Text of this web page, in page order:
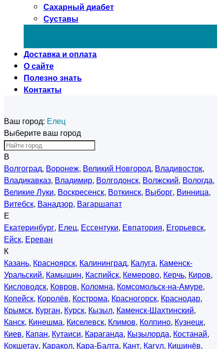
Сахарный диабет
Суставы
Доставка и оплата
О сайте
Полезно знать
Контакты
Ваш город: Елец
Выберите ваш город
В
Волгоград, Воронеж, Великий Новгород, Владивосток,
Владикавказ, Владимир, Волгодонск, Волжский, Вологда,
Великие Луки, Воскресенск, Воткинск, Выборг, Винница,
Витебск, Ванадзор, Вагаршапат
Е
Екатеринбург, Елец, Ессентуки, Евпатория, Егорьевск,
Ейск, Ереван
К
Казань, Красноярск, Калининград, Калуга, Каменск-
Уральский, Камышин, Каспийск, Кемерово, Керчь, Киров,
Кисловодск, Ковров, Коломна, Комсомольск-на-Амуре,
Копейск, Королёв, Кострома, Красногорск, Краснодар,
Крымск, Курган, Курск, Кызыл, Каменск-Шахтинский,
Канск, Кинешма, Киселевск, Климов, Колпино, Кузнецк,
Киев, Капан, Кутаиси, Караганда, Кызылорда, Костанай,
Кокшетау, Каракол, Кара-Балта, Кант, Кагул, Кишинёв,